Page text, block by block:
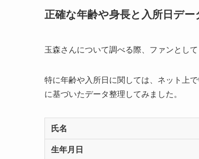
正確な年齢や身長と入所日デー
玉森さんについて調べる際、ファンとし
特に年齢や入所日に関しては、ネット上
に基づいたデータ整理してみました。
氏名
生年月日